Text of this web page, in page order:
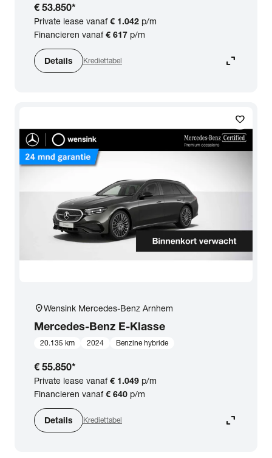
€ 53.850*
Private lease vanaf€ 1.042 p/m
Financieren vanaf€ 617 p/m
Details Krediettabel expand_content
favorite
location_onWensink Mercedes-Benz Arnhem
Mercedes-Benz E-Klasse
20.135 km 2024 Benzine hybride
€ 55.850*
Private lease vanaf€ 1.049 p/m
Financieren vanaf€ 640 p/m
Details Krediettabel expand_content